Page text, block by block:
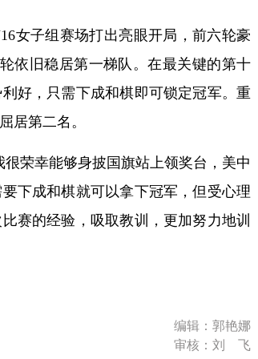
子组赛场打出亮眼开局，前六轮豪
依旧稳居第一梯队。在最关键的第十
好，只需下成和棋即可锁定冠军。重
居第二名。
荣幸能够身披国旗站上领奖台，美中
下成和棋就可以拿下冠军，但受心理
赛的经验，吸取教训，更加努力地训
编辑：郭艳娜
审核：刘 飞